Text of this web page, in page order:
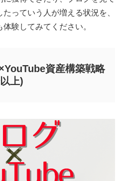
っていう人が増える状況を、
験してみてください。
資産構築戦略
上)